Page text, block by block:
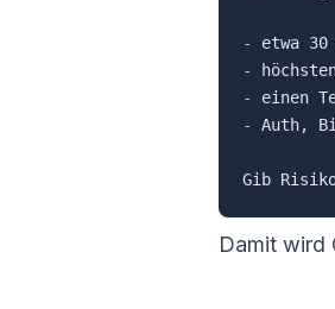
-
-
-
-
Auth,
Damit wird